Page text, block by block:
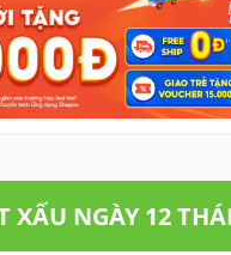
XẤU NGÀY 12